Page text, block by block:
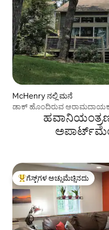
McHenry ನಲ್ಲಿ ಮನೆ
ಡಾಕ್ ಹೊಂದಿರುವ
ಗೆಸ್ಟ್‌ಗಳಿಗೆ ಅತಿ ಹೆಚ್ಚು
ಗೆಸ್ಟ್‌ಗಳ ಅಚ್ಚುಮೆಚ್ಚಿನದು